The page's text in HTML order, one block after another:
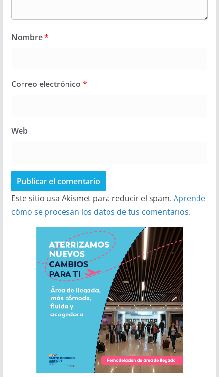
Nombre*
Correo electrónico *
Web
Este sitio usa Akismet para reducir el spam. Aprende
cómo se procesan los datos de tus comentarios.